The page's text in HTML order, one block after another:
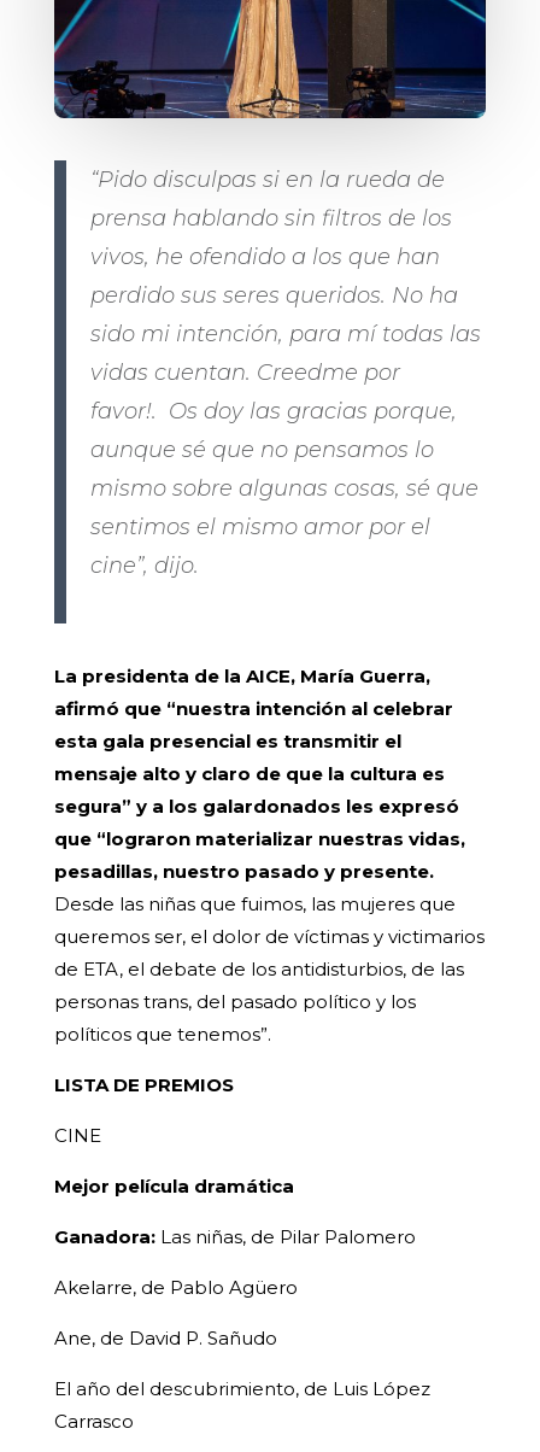
“Pido disculpas si en la rueda de
prensa hablando sin filtros de los
vivos, he ofendido a los que han
perdido sus seres queridos. No ha
sido mi intención, para mí todas las
vidas cuentan. Creedme por
favor!. Os doy las gracias porque,
aunque sé que no pensamos lo
mismo sobre algunas cosas, sé que
sentimos el mismo amor por el
cine”, dijo.
La presidenta de la AICE, María Guerra,
afirmó que “nuestra intención al celebrar
esta gala presencial es transmitir el
mensaje alto y claro de que la cultura es
segura” y a los galardonados les expresó
que “lograron materializar nuestras vidas,
pesadillas, nuestro pasado y presente.
Desde las niñas que fuimos, las mujeres que
queremos ser, el dolor de víctimas y victimarios
de ETA, el debate de los antidisturbios, de las
personas trans, del pasado político y los
políticos que tenemos”.
LISTA DE PREMIOS
CINE
Mejor película dramática
Ganadora:Las niñas, de Pilar Palomero
Akelarre, de Pablo Agüero
Ane, de David P. Sañudo
El año del descubrimiento, de Luis López
Carrasco